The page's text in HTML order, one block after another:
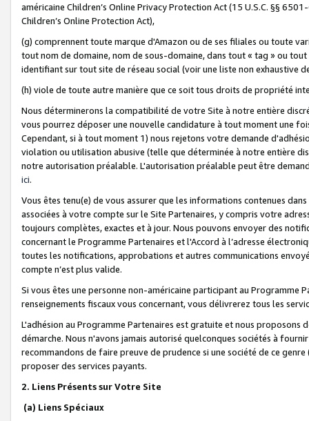
américaine Children’s Online Privacy Protection Act (15 U.S.C. §§
Children’s Online Protection Act),
(g) comprennent toute marque d'Amazon ou de ses filiales ou toute
tout nom de domaine, nom de sous-domaine, dans tout « tag » ou
identifiant sur tout site de réseau social (voir une liste non exhaustive
(h) viole de toute autre manière que ce soit tous droits de propriété
Nous déterminerons la compatibilité de votre Site à notre entière
vous pourrez déposer une nouvelle candidature à tout moment une
Cependant, si à tout moment 1) nous rejetons votre demande
violation ou utilisation abusive (telle que déterminée à notre entière
notre autorisation préalable. L'autorisation préalable peut être
ici.
Vous êtes tenu(e) de vous assurer que les informations contenues
associées à votre compte sur le Site Partenaires, y compris votre
toujours complètes, exactes et à jour. Nous pouvons envoyer des
concernant le Programme Partenaires et l'Accord à l’adresse
toutes les notifications, approbations et autres communications
compte n’est plus valide.
Si vous êtes une personne non-américaine participant au
renseignements fiscaux vous concernant, vous délivrerez tous les
L'adhésion au Programme Partenaires est gratuite et nous proposons
démarche. Nous n'avons jamais autorisé quelconques sociétés à
recommandons de faire preuve de prudence si une société de ce
proposer des services payants.
2. Liens Présents sur Votre Site
(a) Liens Spéciaux